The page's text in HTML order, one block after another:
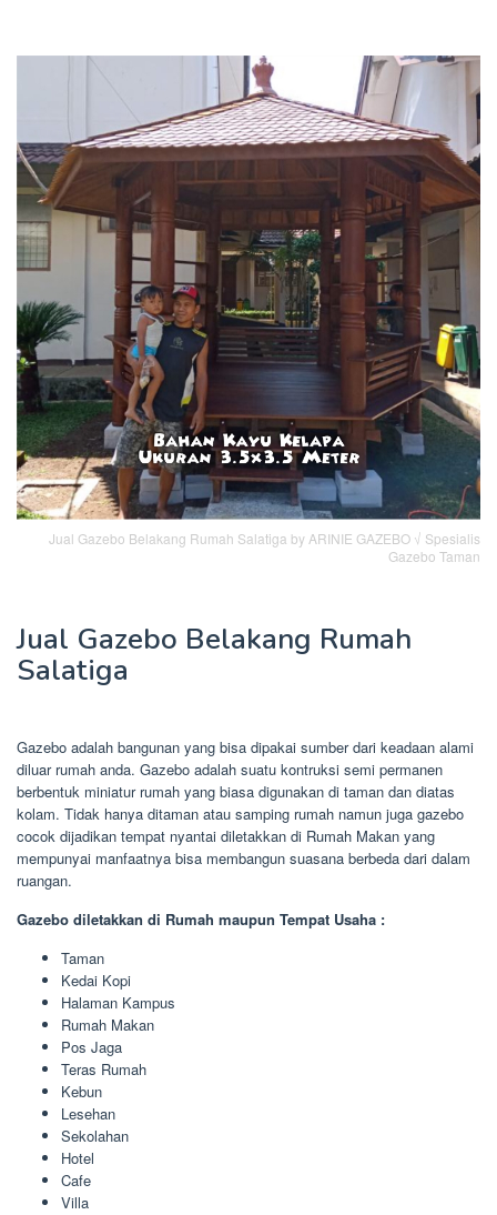
Jual Gazebo Belakang Rumah Salatiga by ARINIE GAZEBO √ Spesialis
Gazebo Taman
Jual Gazebo Belakang Rumah
Salatiga
Gazebo adalah bangunan yang bisa dipakai sumber dari keadaan alami
diluar rumah anda. Gazebo adalah suatu kontruksi semi permanen
berbentuk miniatur rumah yang biasa digunakan di taman dan diatas
kolam. Tidak hanya ditaman atau samping rumah namun juga gazebo
cocok dijadikan tempat nyantai diletakkan di Rumah Makan yang
mempunyai manfaatnya bisa membangun suasana berbeda dari dalam
ruangan.
Gazebo diletakkan di Rumah maupun Tempat Usaha :
Taman
Kedai Kopi
Halaman Kampus
Rumah Makan
Pos Jaga
Teras Rumah
Kebun
Lesehan
Sekolahan
Hotel
Cafe
Villa